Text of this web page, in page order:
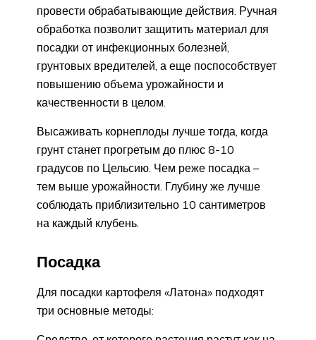
провести обрабатывающие действия. Ручная
обработка позволит защитить материал для
посадки от инфекционных болезней,
грунтовых вредителей, а еще поспособствует
повышению объема урожайности и
качественности в целом.
Высаживать корнеплоды лучше тогда, когда
грунт станет прогретым до плюс 8-10
градусов по Цельсию. Чем реже посадка –
тем выше урожайности. Глубину же лучше
соблюдать приблизительно 10 сантиметров
на каждый клубень.
Посадка
Для посадки картофеля «Латона» подходят
три основные методы: